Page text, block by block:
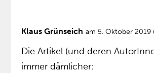
Klaus Grünseich am 5. Oktober 2019
Die Artikel (und deren
immer dämlicher: